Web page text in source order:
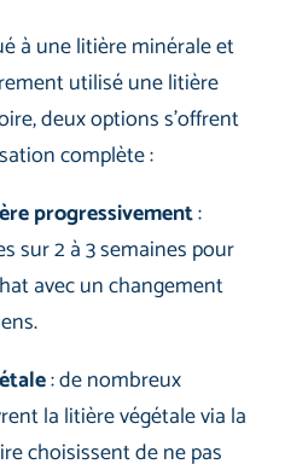
à une litière minérale et
utilisé une litière
deux options s’offrent
complète :
progressivement:
sur 2 à 3 semaines pour
avec un changement
: de nombreux
la litière végétale via la
choisissent de ne pas